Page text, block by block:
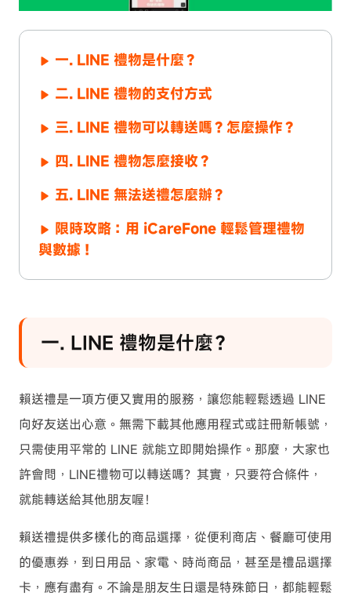
一. LINE 禮物是什麼？
二. LINE 禮物的支付方式
三. LINE 禮物可以轉送嗎？怎麼操作？
四. LINE 禮物怎麼接收？
五. LINE 無法送禮怎麼辦？
限時攻略：用 iCareFone 輕鬆管理禮物
與數據！
一. LINE 禮物是什麼？
賴送禮是一項方便又實用的服務，讓您能輕鬆透過 LINE
向好友送出心意。無需下載其他應用程式或註冊新帳號，
只需使用平常的 LINE 就能立即開始操作。那麼，大家也
許會問，LINE禮物可以轉送嗎？其實，只要符合條件，
就能轉送給其他朋友喔！
賴送禮提供多樣化的商品選擇，從便利商店、餐廳可使用
的優惠券，到日用品、家電、時尚商品，甚至是禮品選擇
卡，應有盡有。不論是朋友生日還是特殊節日，都能輕鬆